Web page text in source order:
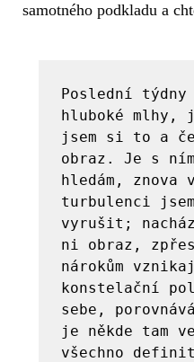
samotného podkladu a
Poslední
hluboké mlhy,
jsem si to a
obraz. Je s
hledám, znova
turbulenci
vyrušit;
ni obraz,
nárokům
konstelační
sebe,
je někde tam
všechno